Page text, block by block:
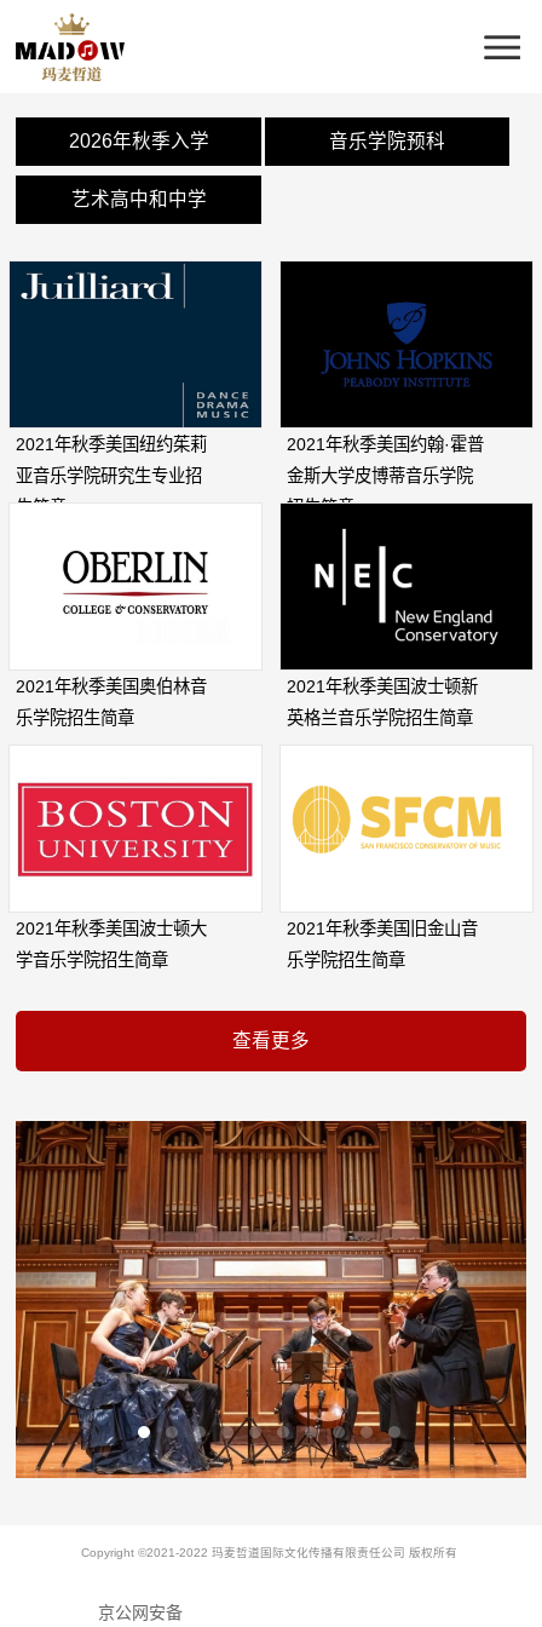
2026年秋季入学 音乐学院预科
艺术高中和中学
2021年秋季美国纽约茱莉
亚音乐学院研究生专业招
生简章
2021年秋季美国约翰·霍普
金斯大学皮博蒂音乐学院
招生简章
2021年秋季美国奥伯林音
乐学院招生简章
2021年秋季美国波士顿新
英格兰音乐学院招生简章
2021年秋季美国波士顿大
学音乐学院招生简章
2021年秋季美国旧金山音
乐学院招生简章
Copyright ©2021-2022 玛麦哲道国际文化传播有限责任公司 版权所有
京公网安备